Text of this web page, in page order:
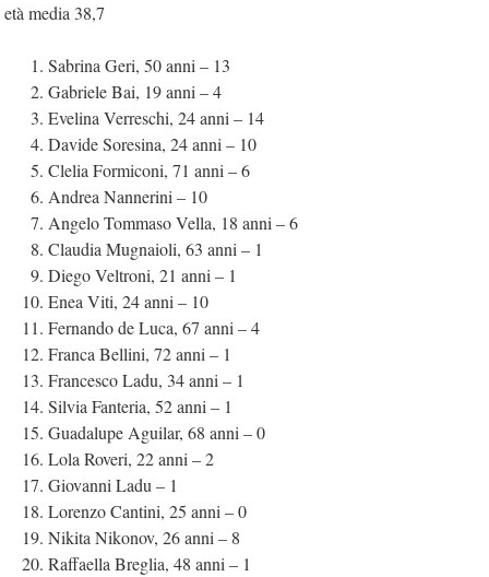
età media 38,7
Sabrina Geri, 50 anni – 13
Gabriele Bai, 19 anni – 4
Evelina Verreschi, 24 anni – 14
Davide Soresina, 24 anni – 10
Clelia Formiconi, 71 anni – 6
Andrea Nannerini – 10
Angelo Tommaso Vella, 18 anni – 6
Claudia Mugnaioli, 63 anni – 1
Diego Veltroni, 21 anni – 1
Enea Viti, 24 anni – 10
Fernando de Luca, 67 anni – 4
Franca Bellini, 72 anni – 1
Francesco Ladu, 34 anni – 1
Silvia Fanteria, 52 anni – 1
Guadalupe Aguilar, 68 anni – 0
Lola Roveri, 22 anni – 2
Giovanni Ladu – 1
Lorenzo Cantini, 25 anni – 0
Nikita Nikonov, 26 anni – 8
Raffaella Breglia, 48 anni – 1